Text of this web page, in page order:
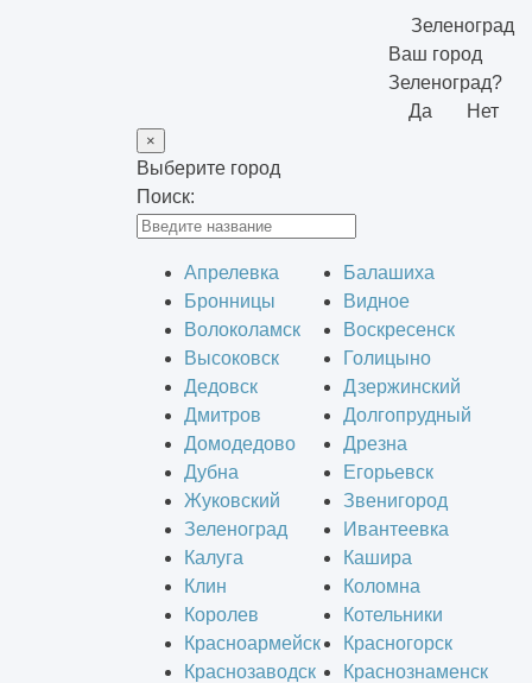
Зеленоград
Ваш город
Зеленоград?
Да
Нет
×
Выберите город
Поиск:
Апрелевка
Балашиха
Бронницы
Видное
Волоколамск
Воскресенск
Высоковск
Голицыно
Дедовск
Дзержинский
Дмитров
Долгопрудный
Домодедово
Дрезна
Дубна
Егорьевск
Жуковский
Звенигород
Зеленоград
Ивантеевка
Калуга
Кашира
Клин
Коломна
Королев
Котельники
Красноармейск
Красногорск
Краснозаводск
Краснознаменск